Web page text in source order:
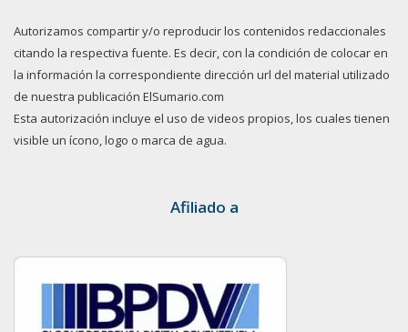
Autorizamos compartir y/o reproducir los contenidos redaccionales
citando la respectiva fuente. Es decir, con la condición de colocar en
la información la correspondiente dirección url del material utilizado
de nuestra publicación ElSumario.com
Esta autorización incluye el uso de videos propios, los cuales tienen
visible un ícono, logo o marca de agua.
Afiliado a